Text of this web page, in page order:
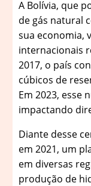
A Bolívia, que
de gás natural
sua economia,
internacionais
2017, o país
cúbicos de
Em 2023, esse
impactando
Diante desse
em 2021, um
em diversas
produção de